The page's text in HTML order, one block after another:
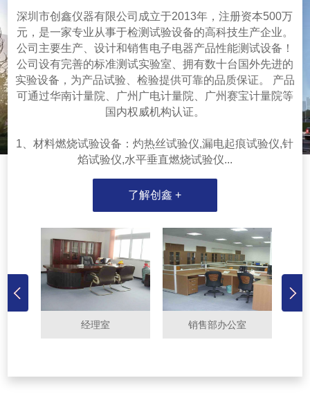
深圳市创鑫仪器有限公司成立于2013年，注册资本500万
元，是一家专业从事于检测试验设备的高科技生产企业。
公司主要生产、设计和销售电子电器产品性能测试设备！
公司设有完善的标准测试实验室、拥有数十台国外先进的
实验设备，为产品试验、检验提供可靠的品质保证。 产品
可通过华南计量院、广州广电计量院、广州赛宝计量院等
国内权威机构认证。
1、材料燃烧试验设备：灼热丝试验仪,漏电起痕试验仪,针
焰试验仪,水平垂直燃烧试验仪...
了解创鑫 +
经理室 销售部办公室